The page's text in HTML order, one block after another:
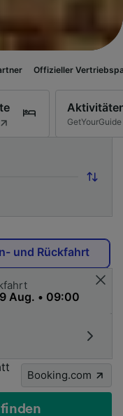
Vertriebspartner
GetYourGuide
und Rückfahrt
Booking.com